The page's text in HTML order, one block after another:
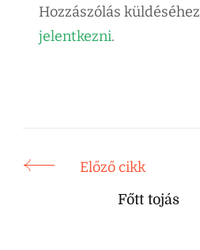
Hozzászólás küldéséhez
jelentkezni.
Előző cikk
Főtt tojás